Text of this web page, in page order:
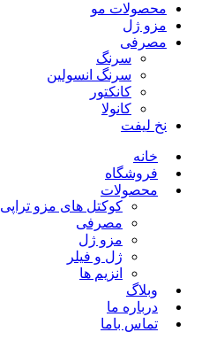
محصولات مو
مزو ژل
مصرفی
سرنگ
سرنگ انسولین
کانکتور
کانولا
نخ لیفت
خانه
فروشگاه
محصولات
کوکتل های مزو تراپی
مصرفی
مزو ژل
ژل و فیلر
انزیم ها
وبلاگ
درباره ما
تماس باما